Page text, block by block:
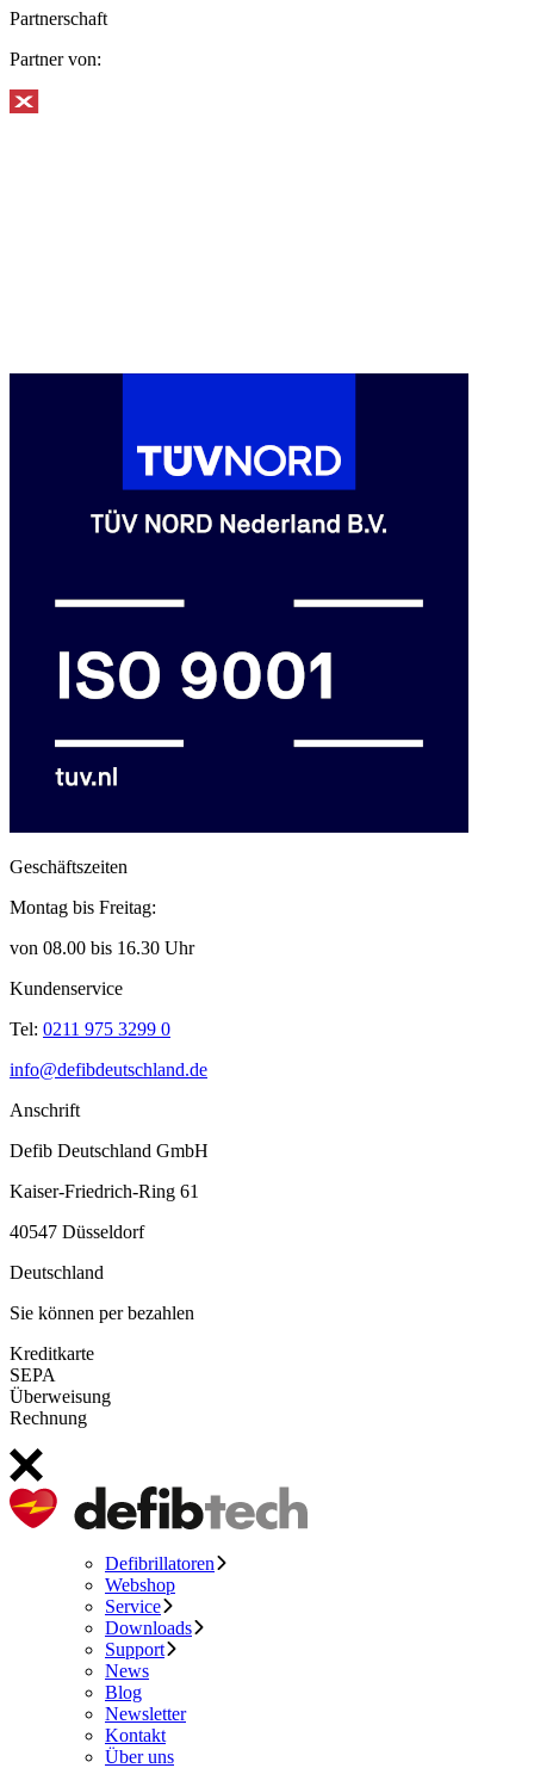
Partnerschaft
Partner von:
Geschäftszeiten
Montag bis Freitag:
von 08.00 bis 16.30 Uhr
Kundenservice
Tel: 0211 975 3299 0
info@defibdeutschland.de
Anschrift
Defib Deutschland GmbH
Kaiser-Friedrich-Ring 61
40547 Düsseldorf
Deutschland
Sie können per bezahlen
Kreditkarte
SEPA
Überweisung
Rechnung
Defibrillatoren
Webshop
Service
Downloads
Support
News
Blog
Newsletter
Kontakt
Über uns